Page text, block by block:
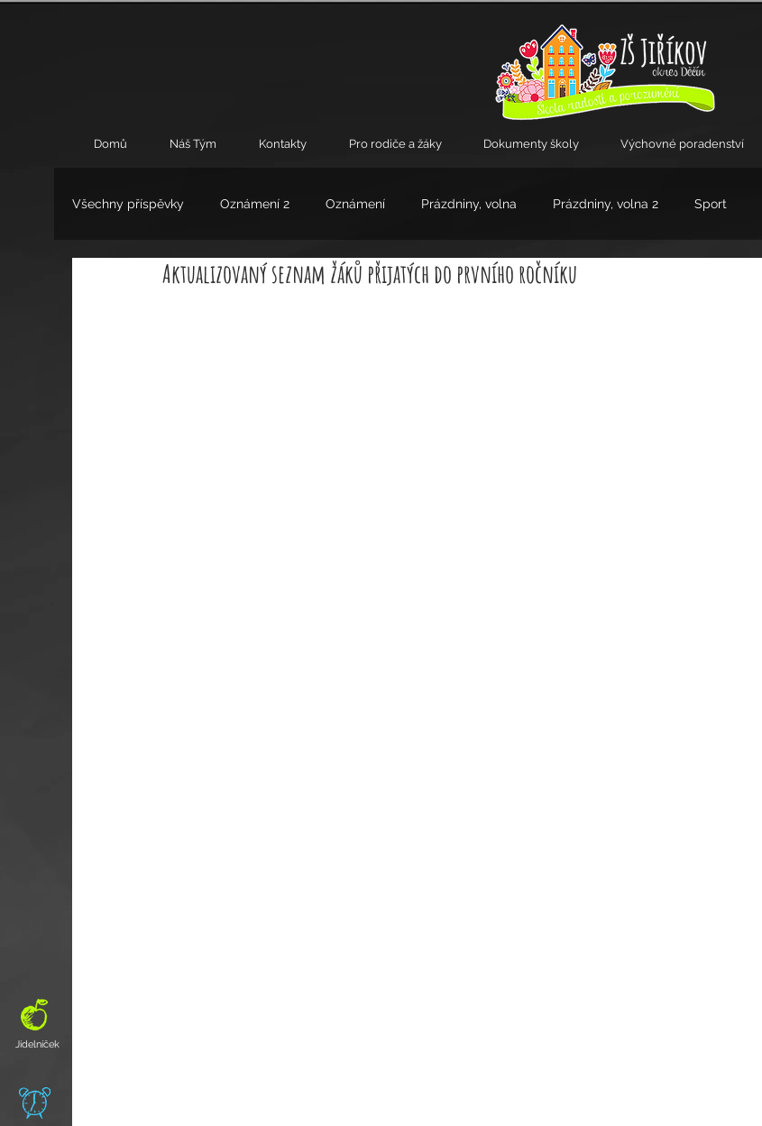
Domů Náš Tým Kontakty Pro rodiče a žáky Dokumenty školy Výchovné poradenství
Jídelníček
Všechny příspěvky Oznámení 2 Oznámení Prázdniny, volna Prázdniny, volna 2 Sport
Výchovné poradenství Zájmové kroužky
Aktualizovaný seznam žáků přijatých do prvního ročníku